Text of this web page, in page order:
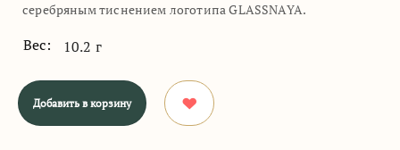
серебряным тиснением логотипа GLASSNAYA.
Вес: 10.2 г
Добавить в корзину